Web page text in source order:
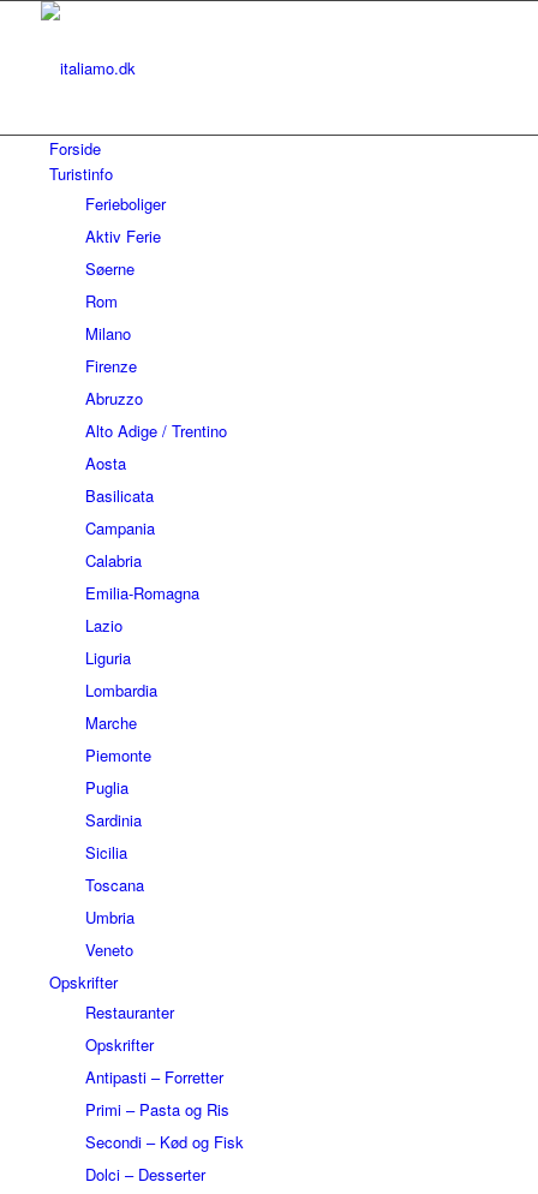
Forside
Turistinfo
Ferieboliger
Aktiv Ferie
Søerne
Rom
Milano
Firenze
Abruzzo
Alto Adige / Trentino
Aosta
Basilicata
Campania
Calabria
Emilia-Romagna
Lazio
Liguria
Lombardia
Marche
Piemonte
Puglia
Sardinia
Sicilia
Toscana
Umbria
Veneto
Opskrifter
Restauranter
Opskrifter
Antipasti – Forretter
Primi – Pasta og Ris
Secondi – Kød og Fisk
Dolci – Desserter